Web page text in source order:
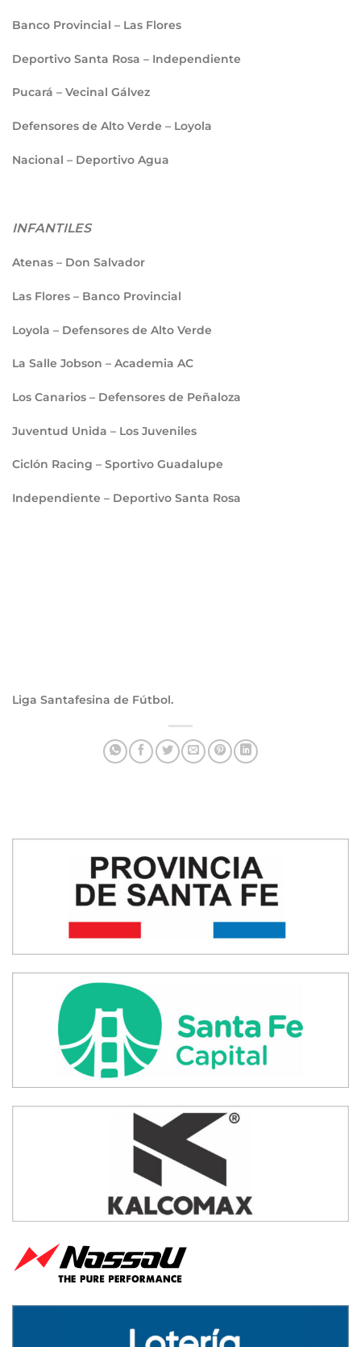
⁠Banco Provincial – Las Flores
Deportivo Santa Rosa – Independiente
Pucará – Vecinal Gálvez
Defensores de Alto Verde – Loyola
Nacional – Deportivo Agua
INFANTILES
Atenas – Don Salvador
Las Flores – Banco Provincial
Loyola – Defensores de Alto Verde
La Salle Jobson – Academia AC
Los Canarios – Defensores de Peñaloza
⁠Juventud Unida – Los Juveniles
Ciclón Racing – Sportivo Guadalupe
⁠Independiente – Deportivo Santa Rosa
Liga Santafesina de Fútbol.